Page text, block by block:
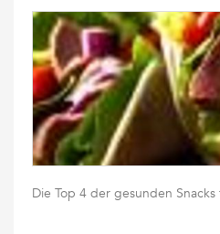
Die Top 4 der gesunden